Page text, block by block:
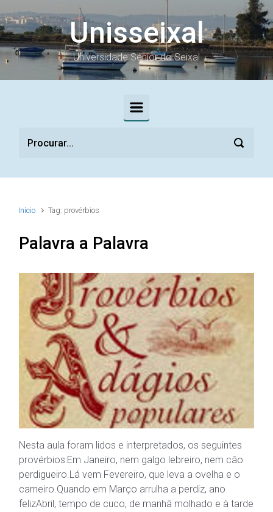
Skip to main content
Unisseixal
Universidade Sénior do Seixal
Início Tag: provérbios
Palavra a Palavra
Nesta aula foram lidos e interpretados, os seguintes
provérbios:Em Janeiro, nem galgo lebreiro, nem cão
perdigueiro.Lá vem Fevereiro, que leva a ovelha e o
carneiro.Quando em Março arrulha a perdiz, ano
felizAbril, tempo de cuco, de manhã molhado e à tarde